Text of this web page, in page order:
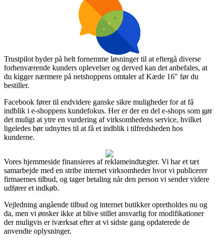
Trustpilot byder på helt fornemme løsninger til at eftergå diverse
forhenværende kunders oplevelser og derved kan det anbefales, at
du kigger nærmere på netshoppens omtaler af Kæde 16" før du
bestiller.
Facebook fører til endvidere ganske sikre muligheder for at få
indblik i e-shoppens kundefokus. Her er der en del e-shops som gør
det muligt at ytre en vurdering af virksomhedens service, hvilket
ligeledes bør udnyttes til at få et indblik i tilfredsheden hos
kunderne.
Vores hjemmeside finansieres af reklameindtægter. Vi har et tæt
samarbejde med en stribe internet virksomheder hvor vi publicerer
firmaernes tilbud, og tager betaling når den person vi sender videre
udfører et indkøb.
Vejledning angående tilbud og internet butikker opretholdes nu og
da, men vi ønsker ikke at blive stillet ansvarlig for modifikationer
der muligvis er iværksat efter at vi sidste gang opdaterede de
anvendte oplysninger.